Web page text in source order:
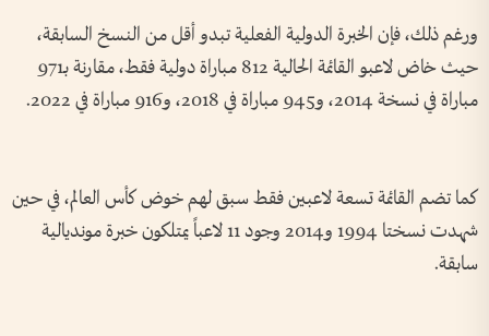
ورغم ذلك، فإن الخبرة الدولية الفعلية تبدو أقل من النسخ السابقة،
حيث خاض لاعبو القائمة الحالية 812 مباراة دولية فقط، مقارنة بـ971
مباراة في نسخة 2014، و945 مباراة في 2018، و916 مباراة في 2022.
كما تضم القائمة تسعة لاعبين فقط سبق لهم خوض كأس العالم، في حين
شهدت نسختا 1994 و2014 وجود 11 لاعباً يمتلكون خبرة مونديالية
سابقة.